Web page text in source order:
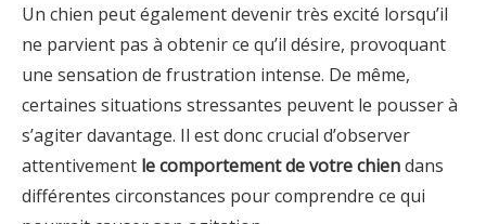
Un chien peut également devenir très excité lorsqu’il
ne parvient pas à obtenir ce qu’il désire, provoquant
une sensation de frustration intense. De même,
certaines situations stressantes peuvent le pousser à
s’agiter davantage. Il est donc crucial d’observer
attentivement le comportement de votre chiendans
différentes circonstances pour comprendre ce qui